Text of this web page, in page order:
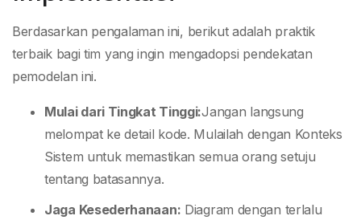
Berdasarkan pengalaman ini, berikut adalah praktik
terbaik bagi tim yang ingin mengadopsi pendekatan
pemodelan ini.
Mulai dari Tingkat Tinggi:Jangan langsung
melompat ke detail kode. Mulailah dengan Konteks
Sistem untuk memastikan semua orang setuju
tentang batasannya.
Jaga Kesederhanaan: Diagram dengan terlalu